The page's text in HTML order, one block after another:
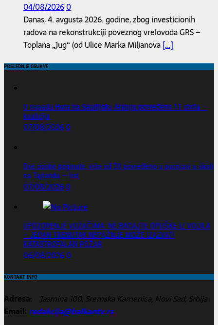
04/08/20260
Danas, 4. avgusta 2026. godine, zbog investicionih
radova na rekonstrukciji poveznog vrelovoda GRS –
Toplana „Jug“ (od Ulice Marka Miljanova[...]
POSLEDNJE OBJAVE
U napadu Huta na Saudijsku Arabiju povređeno 11 civila —
koalicija
07/08/20260
Dve osobe poginule, više od 20 povređeno u pucnjavi u školi
na Tajlandu — list
07/08/20260
UPOZORENJE VOZAČIMA: NE BACAJTE OPUŠKE IZ VOZILA
– JEDAN TRENUTAK NEPAŽNJE MOŽE IZAZVATI
KATASTROFALAN POŽAR
06/08/20260
KONTAKT INFO
Adresa:
Jasmina 100, Sremska Kamenica, Novi Sad, Srbija
Email: redakcija@balkantv.rs